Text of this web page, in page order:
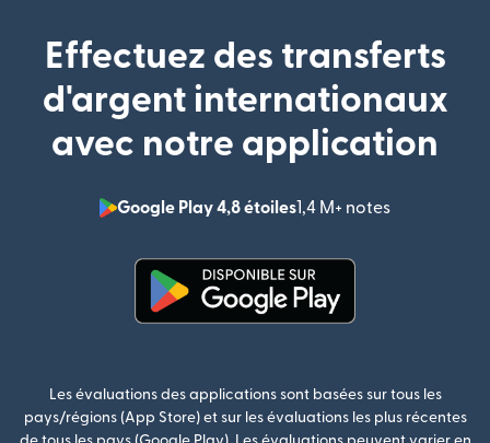
Effectuez des transferts
d'argent internationaux
avec notre application
Google Play 4,8 étoiles1,4 M+ notes
Les évaluations des applications sont basées sur tous les
pays/régions (App Store) et sur les évaluations les plus récentes